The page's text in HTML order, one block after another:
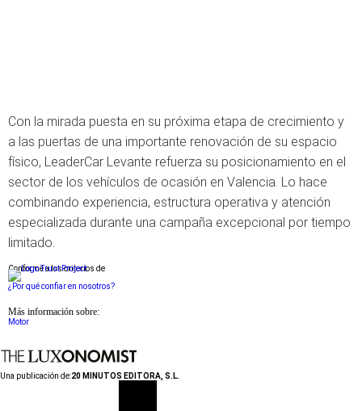
Con la mirada puesta en su próxima etapa de crecimiento y
a las puertas de una importante renovación de su espacio
físico, LeaderCar Levante refuerza su posicionamiento en el
sector de los vehículos de ocasión en Valencia. Lo hace
combinando experiencia, estructura operativa y atención
especializada durante una campaña excepcional por tiempo
limitado.
Conforme a los criterios de
¿Por qué confiar en nosotros?
Más información sobre:
Motor
Una publicación de:20 MINUTOS EDITORA, S.L.